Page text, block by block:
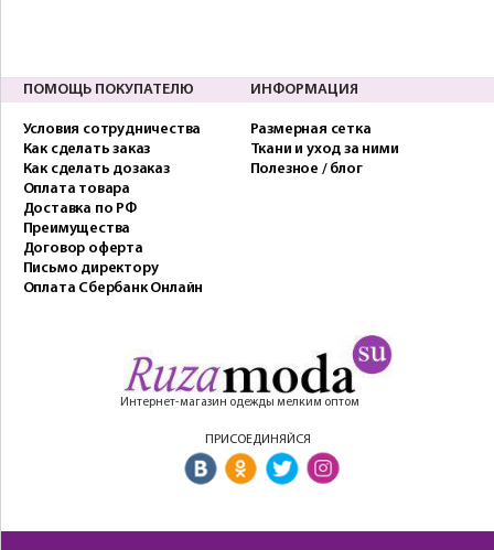
ПОМОЩЬ ПОКУПАТЕЛЮ
Условия сотрудничества
Как сделать заказ
Как сделать дозаказ
Оплата товара
Доставка по РФ
Преимущества
Договор оферта
Письмо директору
Оплата Сбербанк Онлайн
ИНФОРМАЦИЯ
Размерная сетка
Ткани и уход за ними
Полезное / блог
Интернет-магазин одежды мелким оптом
ПРИСОЕДИНЯЙСЯ